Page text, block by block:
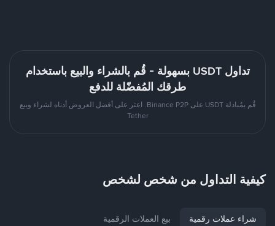
تداول USDT بسهولة - قُم بالشراء والبيع باستخدام
طرقك المُفضّلة للدفع
قُم بمُبادلة USDT على Binance P2P. اعثر على أفضل العروض أدناه لشراء وبيع
Tether
كيفية التداول من شخص لشخص
شراء عملات رقمية بيع العملات الرقمية